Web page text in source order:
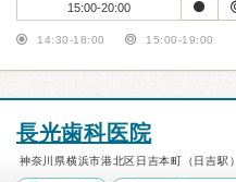
15:00-20:00
14:30-18:00 15:00-19:00
長光歯科医院
神奈川県横浜市港北区日吉本町（日吉駅）